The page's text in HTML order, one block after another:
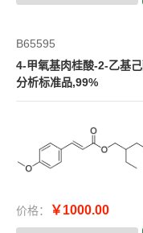
B65595
4-甲氧基肉桂酸-2-乙基己
分析标准品,99%
价格： ￥1000.00